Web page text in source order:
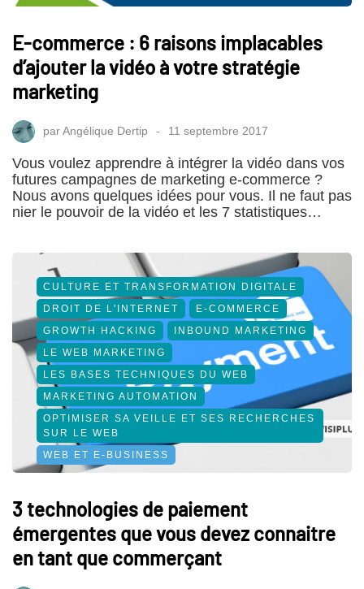
E-commerce : 6 raisons implacables
d’ajouter la vidéo à votre stratégie
marketing
parAngélique Dertip 11 septembre 2017
Vous voulez apprendre à intégrer la vidéo dans vos
futures campagnes de marketing e-commerce ?
Nous avons quelques idées pour vous. Il ne faut pas
nier le pouvoir de la vidéo et les 7 statistiques…
CULTURE ET TRANSFORMATION DIGITALE
DROIT DE L'INTERNET
E-COMMERCE
GROWTH HACKING
INBOUND MARKETING
LE WEB MARKETING
LES BASES TECHNIQUES DU WEB
MARKETING AUTOMATION
OPTIMISER SA VEILLE ET SES RECHERCHES
SUR LE WEB
WEB ET E-BUSINESS
3 technologies de paiement
émergentes que vous devez connaitre
en tant que commerçant